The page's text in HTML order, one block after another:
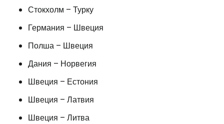
Стокхолм – Турку
Германия – Швеция
Полша – Швеция
Дания – Норвегия
Швеция – Естония
Швеция – Латвия
Швеция – Литва